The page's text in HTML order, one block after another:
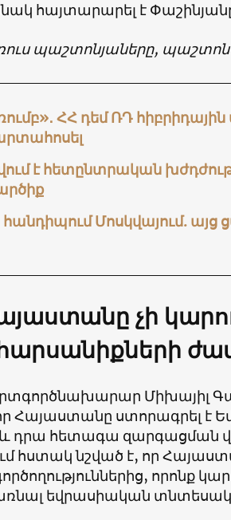
հայտարարել է
պաշտոնյաները,
ՀՀ դեմ ՌԴ
է հետընտրական
Մոսկվայում.
չի
հարսանիքների
Միխայիլ
է, որ Հայաստանը
և դրա հետագա զարգացման
հստակ նշված է, որ
որոնք
եվրասիական